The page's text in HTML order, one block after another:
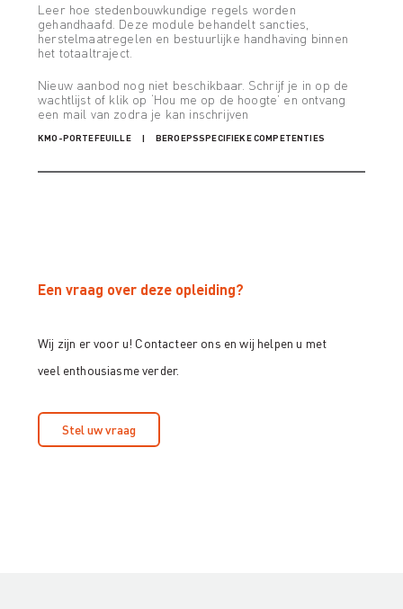
Leer hoe stedenbouwkundige regels worden
gehandhaafd. Deze module behandelt sancties,
herstelmaatregelen en bestuurlijke handhaving binnen
het totaaltraject.
Nieuw aanbod nog niet beschikbaar. Schrijf je in op de
wachtlijst of klik op ‘Hou me op de hoogte’ en ontvang
een mail van zodra je kan inschrijven
KMO-PORTEFEUILLE BEROEPSSPECIFIEKE COMPETENTIES
Een vraag over deze opleiding?
Wij zijn er voor u! Contacteer ons en wij helpen u met
veel enthousiasme verder.
Stel uw vraag